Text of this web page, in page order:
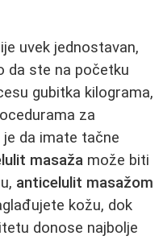
uvek jednostavan,
da ste na početku
gubitka kilograma,
za
da imate tačne
masaža može biti
anticelulit masažom
kožu, dok
donose najbolje